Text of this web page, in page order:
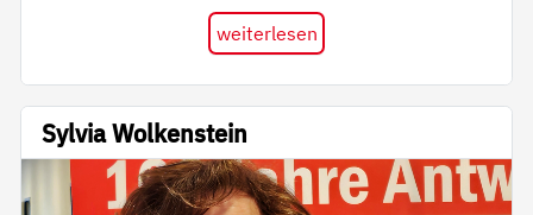
weiterlesen
Sylvia Wolkenstein